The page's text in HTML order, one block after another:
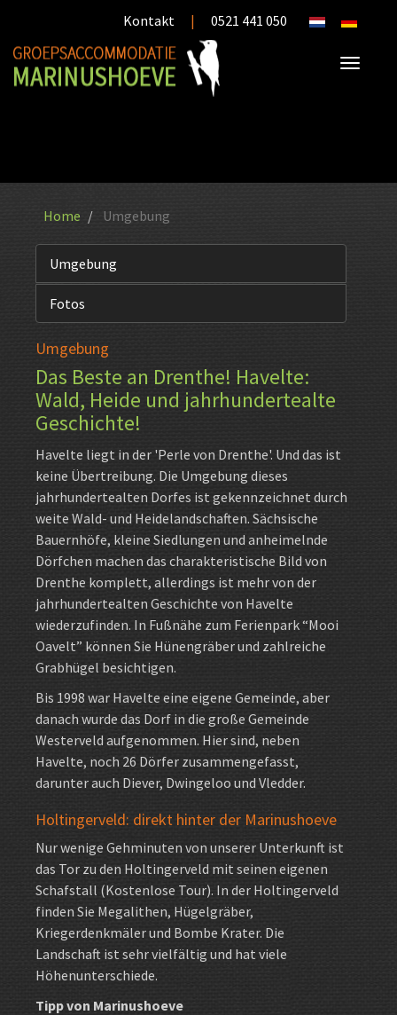
Kontakt | 0521 441 050
Home Umgebung
Umgebung
Fotos
Umgebung
Das Beste an Drenthe! Havelte:
Wald, Heide und jahrhundertealte
Geschichte!
Havelte liegt in der 'Perle von Drenthe'. Und das ist
keine Übertreibung. Die Umgebung dieses
jahrhundertealten Dorfes ist gekennzeichnet durch
weite Wald- und Heidelandschaften. Sächsische
Bauernhöfe, kleine Siedlungen und anheimelnde
Dörfchen machen das charakteristische Bild von
Drenthe komplett, allerdings ist mehr von der
jahrhundertealten Geschichte von Havelte
wiederzufinden. In Fußnähe zum Ferienpark “Mooi
Oavelt” können Sie Hünengräber und zahlreiche
Grabhügel besichtigen.
Bis 1998 war Havelte eine eigene Gemeinde, aber
danach wurde das Dorf in die große Gemeinde
Westerveld aufgenommen. Hier sind, neben
Havelte, noch 26 Dörfer zusammengefasst,
darunter auch Diever, Dwingeloo und Vledder.
Holtingerveld: direkt hinter der Marinushoeve
Nur wenige Gehminuten von unserer Unterkunft ist
das Tor zu den Holtingerveld mit seinen eigenen
Schafstall (Kostenlose Tour). In der Holtingerveld
finden Sie Megalithen, Hügelgräber,
Kriegerdenkmäler und Bombe Krater. Die
Landschaft ist sehr vielfältig und hat viele
Höhenunterschiede.
Tipp von Marinushoeve